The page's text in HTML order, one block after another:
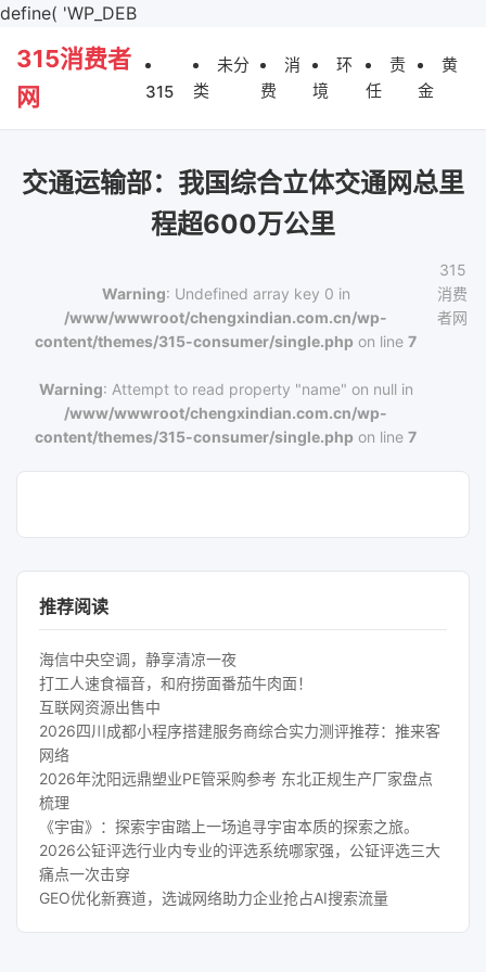
define( 'WP_DEB
315消费者
网
315
未分
类
消
费
环
境
责
任
黄
金
交通运输部：我国综合立体交通网总里
程超600万公里
Warning: Undefined array key 0 in
/www/wwwroot/chengxindian.com.cn/wp-
content/themes/315-consumer/single.php on line7
Warning: Attempt to read property "name" on null in
/www/wwwroot/chengxindian.com.cn/wp-
content/themes/315-consumer/single.php on line7
315
消费
者网
推荐阅读
海信中央空调，静享清凉一夜
打工人速食福音，和府捞面番茄牛肉面！
互联网资源出售中
2026四川成都小程序搭建服务商综合实力测评推荐：推来客
网络
2026年沈阳远鼎塑业PE管采购参考 东北正规生产厂家盘点
梳理
《宇宙》：探索宇宙踏上一场追寻宇宙本质的探索之旅。
2026公钲评选行业内专业的评选系统哪家强，公钲评选三大
痛点一次击穿
GEO优化新赛道，选诚网络助力企业抢占AI搜索流量